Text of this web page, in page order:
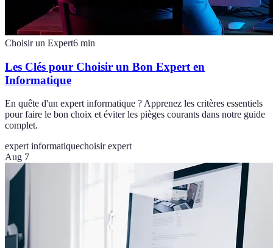
Choisir un Expert6 min
Les Clés pour Choisir un Bon Expert en
Informatique
En quête d'un expert informatique ? Apprenez les critères essentiels
pour faire le bon choix et éviter les pièges courants dans notre guide
complet.
expert informatiquechoisir expert
Aug 7